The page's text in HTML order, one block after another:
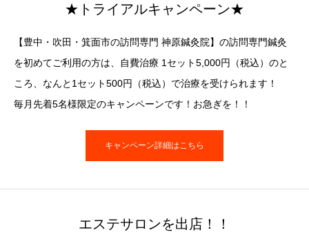
★トライアルキャンペーン★
【豊中・吹田・箕面市の訪問専門 神原鍼灸院】の訪問専門鍼灸
を初めてご利用の方は、自費治療 1セット5,000円（税込）のと
ころ、なんと1セット500円（税込）で治療を受けられます！
毎月先着5名様限定のキャンペーンです！お急ぎを！！
キャンペーン詳細はこちら
エステサロンを出店！！